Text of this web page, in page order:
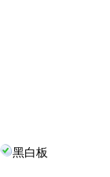
黑白板